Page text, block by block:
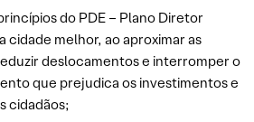
do PDE – Plano Diretor
cidade melhor, ao aproximar as
deslocamentos e interromper o
que prejudica os investimentos e
cidadãos;